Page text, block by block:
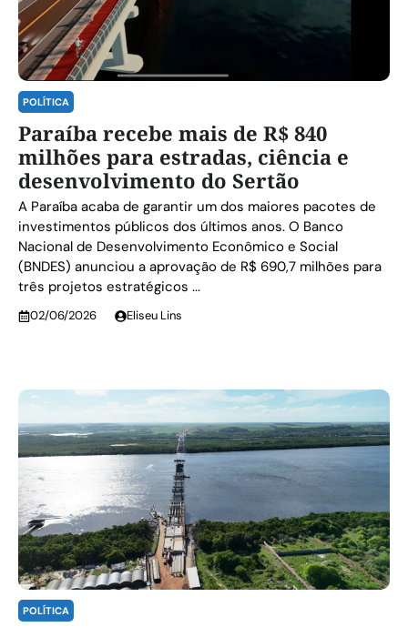
POLÍTICA
Paraíba recebe mais de R$ 840
milhões para estradas, ciência e
desenvolvimento do Sertão
A Paraíba acaba de garantir um dos maiores pacotes de
investimentos públicos dos últimos anos. O Banco
Nacional de Desenvolvimento Econômico e Social
(BNDES) anunciou a aprovação de R$ 690,7 milhões para
três projetos estratégicos ...
02/06/2026 Eliseu Lins
POLÍTICA